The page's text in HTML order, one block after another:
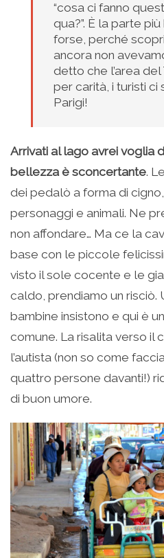
“cosa ci fanno
qua?”. È la parte
forse, perché
ancora non
detto che l’area
per carità, i turisti ci
Parigi!
Arrivati al lago avrei voglia
bellezza è sconcertante.
dei pedalò a forma di
personaggi e animali. Ne
non affondare… Ma ce la
base con le piccole
visto il sole cocente e le
caldo, prendiamo un risciò.
bambine insistono e qui è
comune. La risalita verso il
l’autista (non so come
quattro persone davanti!)
di buon umore.